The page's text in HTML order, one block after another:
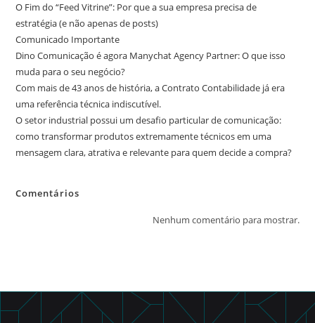
O Fim do “Feed Vitrine”: Por que a sua empresa precisa de
estratégia (e não apenas de posts)
Comunicado Importante
Dino Comunicação é agora Manychat Agency Partner: O que isso
muda para o seu negócio?
Com mais de 43 anos de história, a Contrato Contabilidade já era
uma referência técnica indiscutível.
O setor industrial possui um desafio particular de comunicação:
como transformar produtos extremamente técnicos em uma
mensagem clara, atrativa e relevante para quem decide a compra?
Comentários
Nenhum comentário para mostrar.